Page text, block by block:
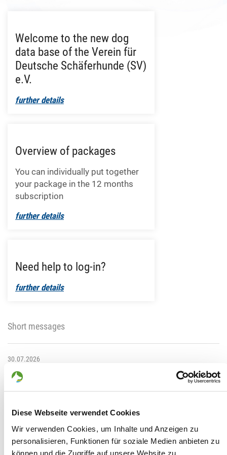
Diese Webseite verwendet Cookies
Wir verwenden Cookies, um Inhalte und Anzeigen zu
personalisieren, Funktionen für soziale Medien anbieten zu
können und die Zugriffe auf unsere Website zu
Welcome to the new dog
data base of the Verein für
Deutsche Schäferhunde (SV)
e.V.
further details
Overview of packages
You can individually put together
your package in the 12 months
subscription
further details
Need help to log-in?
further details
Short messages
30.07.2026
Decknachrichten
Die Decknachrichten für July sind jetzt verfügbar.
29.06.2026
HD breeding value and breed value size